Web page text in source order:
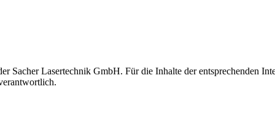
Sacher Lasertechnik GmbH. Für die Inhalte der entsprechenden